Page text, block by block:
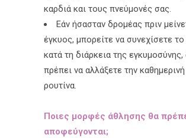
καρδιά και τους πνεύμονές σας.
Εάν ήσασταν δρομέας πριν
έγκυος, μπορείτε να συνεχίσετε το
κατά τη διάρκεια της εγκυμοσύνης,
πρέπει να αλλάξετε την
ρουτίνα.
Ποιες μορφές άθλησης θα
αποφεύγονται;